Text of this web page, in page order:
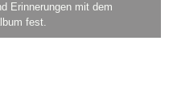
Erinnerungen mit dem
fest.